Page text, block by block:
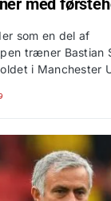
med
som en del af
træner Bastian
i Manchester